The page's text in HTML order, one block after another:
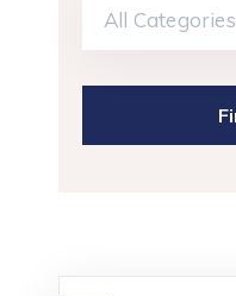
All Categories